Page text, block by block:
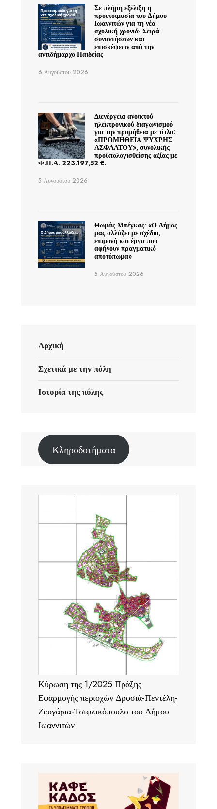
Σε πλήρη εξέλιξη η
προετοιμασία του Δήμου
Ιωαννιτών για τη νέα
σχολική χρονιά- Σειρά
συναντήσεων και
επισκέψεων από την
αντιδήμαρχο Παιδείας
6 Αυγούστου 2026
Διενέργεια ανοικτού
ηλεκτρονικού διαγωνισμού
για την προμήθεια με τίτλο:
«ΠΡΟΜΗΘΕΙΑ ΨΥΧΡΗΣ
ΑΣΦΑΛΤΟΥ», συνολικής
προϋπολογισθείσης αξίας με
Φ.Π.Α. 223.197,52 €.
5 Αυγούστου 2026
Θωμάς Μπέγκας: «Ο Δήμος
μας αλλάζει με σχέδιο,
επιμονή και έργα που
αφήνουν πραγματικό
αποτύπωμα»
5 Αυγούστου 2026
Αρχική
Σχετικά με την πόλη
Ιστορία της πόλης
Κληροδοτήματα
Κύρωση της 1/2025 Πράξης
Εφαρμογής περιοχών Δροσιά-Πεντέλη-
Ζευγάρια-Τσιφλικόπουλο του Δήμου
Ιωαννιτών